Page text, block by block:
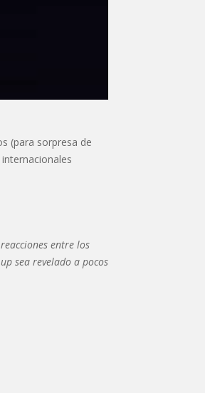
(para sorpresa de
entre los
sea revelado a pocos